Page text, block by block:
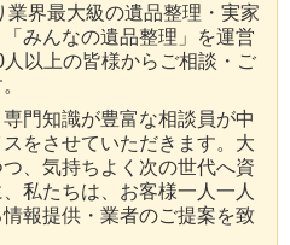
界最大級の遺品整理・実家
みんなの遺品整理」を運営
以上の皆様からご相談・ご
門知識が豊富な相談員が中
をさせていただきます。大
、気持ちよく次の世代へ資
私たちは、お客様一人一人
報提供・業者のご提案を致